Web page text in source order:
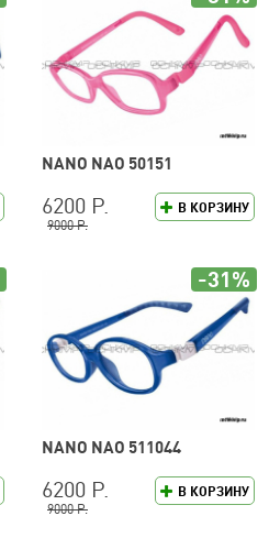
NANO NAO 50151
В КОРЗИНУ
6200 Р.
9000 Р.
NANO NAO 511044
В КОРЗИНУ
6200 Р.
9000 Р.
-31%